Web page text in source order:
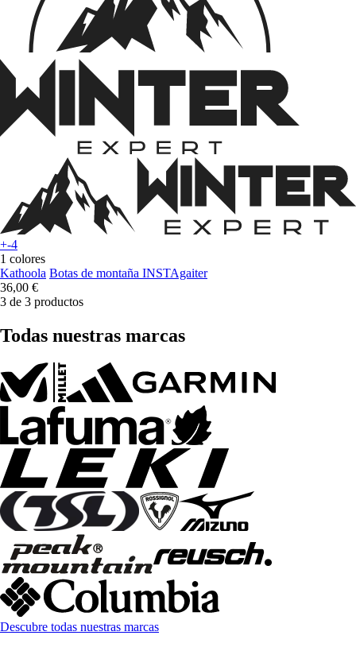
+-4
1 colores
Kathoola Botas de montaña INSTAgaiter
36,00 €
3 de 3 productos
Todas nuestras marcas
Descubre todas nuestras marcas